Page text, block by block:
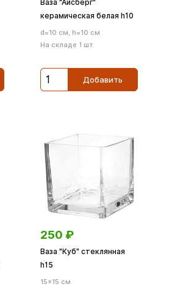
Ваза "Айсберг"
керамическая белая h10
d=10 см, h=10 см
На складе 1 шт.
Добавить
250 ₽
Ваза "Куб" стеклянная
h15
15×15 см